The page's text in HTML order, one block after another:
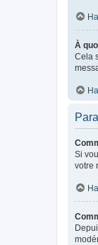
À
Cela
Si
votre